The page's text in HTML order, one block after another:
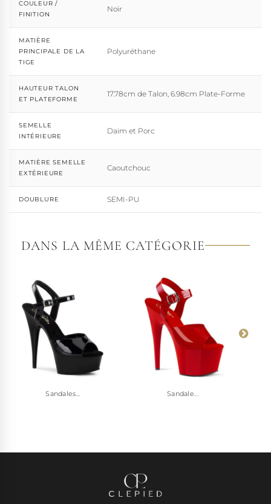
COULEUR /
FINITION
Noir
MATIÈRE
PRINCIPALE DE LA
TIGE
Polyuréthane
HAUTEUR TALON
ET PLATEFORME
17.78cm de Talon, 6.98cm Plate-Forme
SEMELLE
INTÉRIEURE
Daim et Porc
MATIÈRE SEMELLE
EXTÉRIEURE
Caoutchouc
DOUBLURE SEMI-PU
DANS LA MÊME CATÉGORIE
Sandales... Sandale...